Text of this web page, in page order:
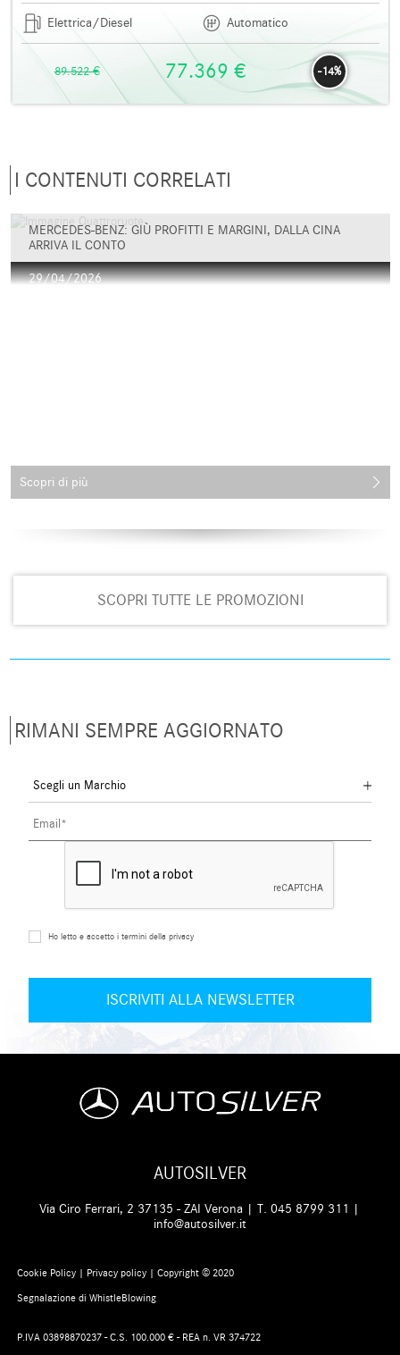
Elettrica/Diesel Automatico
89.522 € -14%
77.369 €
I CONTENUTI CORRELATI
MERCEDES-BENZ: GIÙ PROFITTI E MARGINI, DALLA CINA
ARRIVA IL CONTO
29/04/2026
Scopri di più
SCOPRI TUTTE LE PROMOZIONI
RIMANI SEMPRE AGGIORNATO
Ho letto e accetto i termini della privacy
AUTOSILVER
Via Ciro Ferrari, 2 37135 - ZAI Verona | T.045 8799 311 |
info@autosilver.it
Cookie Policy | Privacy policy| Copyright © 2020
Segnalazione di WhistleBlowing
P.IVA 03898870237 - C.S. 100.000 € - REA n. VR 374722